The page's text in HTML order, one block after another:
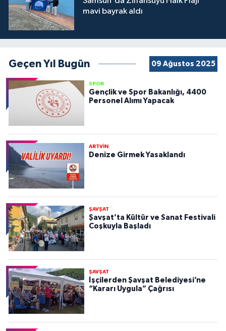
mavi bayrak aldı
Geçen Yıl Bugün 09 Ağustos 2025
SPOR
Gençlik ve Spor Bakanlığı, 4400
Personel Alımı Yapacak
ARTVİN
Denize Girmek Yasaklandı
ŞAVŞAT
Şavşat’ta Kültür ve Sanat Festivali
Coşkuyla Başladı
ŞAVŞAT
İşçilerden Şavşat Belediyesi’ne
“Kararı Uygula” Çağrısı